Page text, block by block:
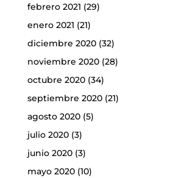
febrero 2021 (29)
enero 2021 (21)
diciembre 2020(32)
noviembre 2020(28)
octubre 2020(34)
septiembre 2020(21)
agosto 2020(5)
julio 2020(3)
junio 2020(3)
mayo 2020(10)